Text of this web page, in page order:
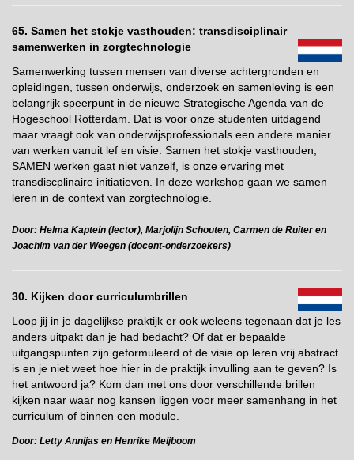
65. Samen het stokje vasthouden: transdisciplinair
samenwerken in zorgtechnologie
Samenwerking tussen mensen van diverse achtergronden en
opleidingen, tussen onderwijs, onderzoek en samenleving is een
belangrijk speerpunt in de nieuwe Strategische Agenda van de
Hogeschool Rotterdam. Dat is voor onze studenten uitdagend
maar vraagt ook van onderwijsprofessionals een andere manier
van werken vanuit lef en visie. Samen het stokje vasthouden,
SAMEN werken gaat niet vanzelf, is onze ervaring met
transdiscplinaire initiatieven. In deze workshop gaan we samen
leren in de context van zorgtechnologie.
Door: Helma Kaptein (lector), Marjolijn Schouten, Carmen de Ruiter en
Joachim van der Weegen (docent-onderzoekers)
30. Kijken door curriculumbrillen
Loop jij in je dagelijkse praktijk er ook weleens tegenaan dat je les
anders uitpakt dan je had bedacht? Of dat er bepaalde
uitgangspunten zijn geformuleerd of de visie op leren vrij abstract
is en je niet weet hoe hier in de praktijk invulling aan te geven? Is
het antwoord ja? Kom dan met ons door verschillende brillen
kijken naar waar nog kansen liggen voor meer samenhang in het
curriculum of binnen een module.
Door: Letty Annijas en Henrike Meijboom